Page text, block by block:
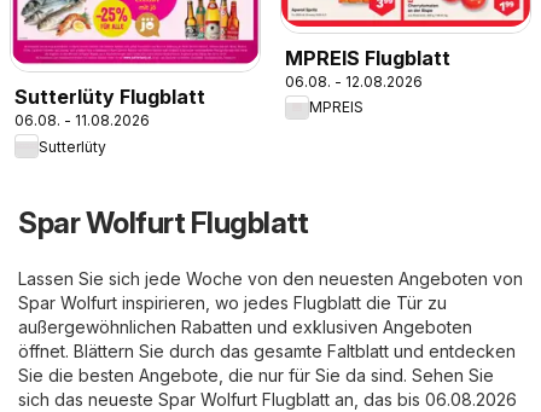
Sutterlüty Flugblatt
06.08. - 11.08.2026
Sutterlüty
MPREIS Flugblatt
06.08. - 12.08.2026
MPREIS
Spar Wolfurt Flugblatt
Lassen Sie sich jede Woche von den neuesten Angeboten von
Spar Wolfurt inspirieren, wo jedes Flugblatt die Tür zu
außergewöhnlichen Rabatten und exklusiven Angeboten
öffnet. Blättern Sie durch das gesamte Faltblatt und entdecken
Sie die besten Angebote, die nur für Sie da sind. Sehen Sie
sich das neueste Spar Wolfurt Flugblatt an, das bis 06.08.2026